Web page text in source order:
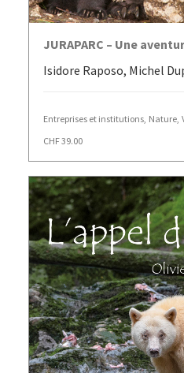
AJOUTER
JURAPARC – Une
Isidore Raposo, Michel
Entreprises et institutions, Nature,
CHF39.00